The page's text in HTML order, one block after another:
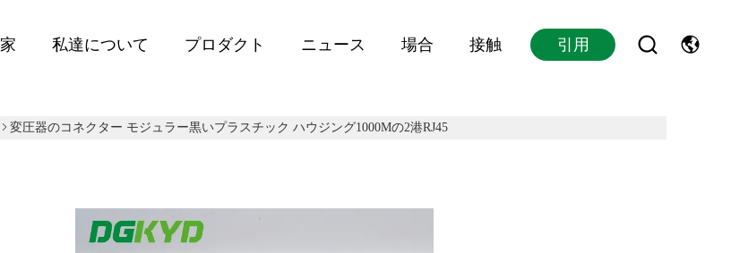
家 私達について プロダクト ニュース 場合 接触 引用
変圧器のコネクター モジュラー黒いプラスチック ハウジング1000Mの2港RJ45